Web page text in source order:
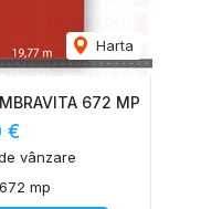
Harta
672 MP
€
vânzare
672 mp